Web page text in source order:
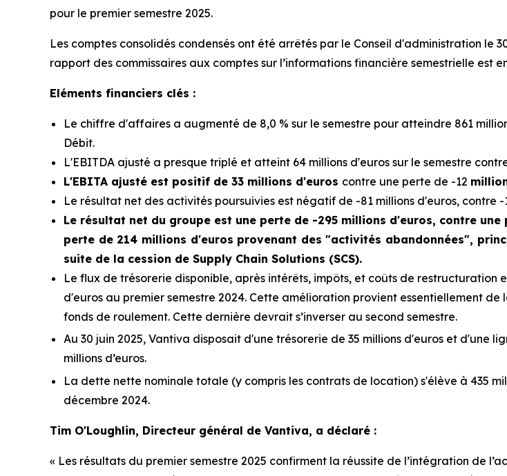
pour le premier semestre 2025.
Les comptes consolidés condensés ont été arrêtés par le Conseil d'administration
rapport des commissaires aux comptes sur l’informations financière semestrielle est
Eléments financiers clés :
Le chiffre d'affaires a augmenté de 8,0 % sur le semestre pour atteindre 861
Débit.
L'EBITDA ajusté a presque triplé et atteint 64 millions d'euros sur le semestre
L'EBITA ajusté est positif de 33 millions d'euros contre une perte de -12
Le résultat net des activités poursuivies est négatif de -81 millions d'euros, contre -
Le résultat net du groupe est une perte de -295 millions d'euros, contre
perte de 214 millions d'euros provenant des "activités abandonnées",
suite de la cession de Supply Chain Solutions (SCS).
Le flux de trésorerie disponible, après intérêts, impôts, et coûts de restructuration
d'euros au premier semestre 2024. Cette amélioration provient essentiellement
fonds de roulement. Cette dernière devrait s’inverser au second semestre.
Au 30 juin 2025, Vantiva disposait d'une trésorerie de 35 millions d'euros et d'une
millions d’euros.
La dette nette nominale totale (y compris les contrats de location) s'élève à 435
décembre 2024.
Tim O'Loughlin, Directeur général de Vantiva, a déclaré :
« Les résultats du premier semestre 2025 confirment la réussite de l’intégration de